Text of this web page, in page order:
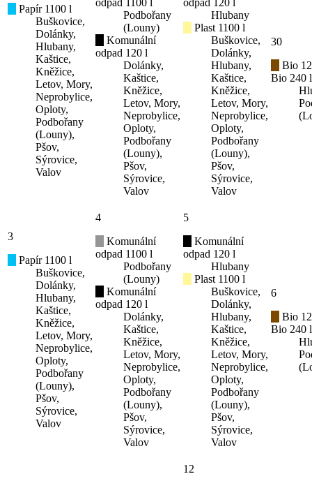
Papír 1100 l
Buškovice,
Dolánky,
Hlubany,
Kaštice,
Kněžice,
Letov, Mory,
Neprobylice,
Oploty,
Podbořany
(Louny),
Pšov,
Sýrovice,
Valov
odpad 1100 l
Podbořany
(Louny)
Komunální
odpad 120 l
Dolánky,
Kaštice,
Kněžice,
Letov, Mory,
Neprobylice,
Oploty,
Podbořany
(Louny),
Pšov,
Sýrovice,
Valov
odpad 120 l
Hlubany
Plast 1100 l
Buškovice,
Dolánky,
Hlubany,
Kaštice,
Kněžice,
Letov, Mory,
Neprobylice,
Oploty,
Podbořany
(Louny),
Pšov,
Sýrovice,
Valov
30
Bio
Bio 240 l
3
Papír 1100 l
Buškovice,
Dolánky,
Hlubany,
Kaštice,
Kněžice,
Letov, Mory,
Neprobylice,
Oploty,
Podbořany
(Louny),
Pšov,
Sýrovice,
Valov
4
Komunální
odpad 1100 l
Podbořany
(Louny)
Komunální
odpad 120 l
Dolánky,
Kaštice,
Kněžice,
Letov, Mory,
Neprobylice,
Oploty,
Podbořany
(Louny),
Pšov,
Sýrovice,
Valov
5
Komunální
odpad 120 l
Hlubany
Plast 1100 l
Buškovice,
Dolánky,
Hlubany,
Kaštice,
Kněžice,
Letov, Mory,
Neprobylice,
Oploty,
Podbořany
(Louny),
Pšov,
Sýrovice,
Valov
6
Bio
Bio 240 l
12